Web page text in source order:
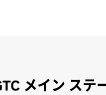
メイン ステ